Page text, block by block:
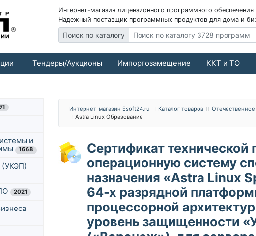
Интернет-магазин лицензионного программного обеспечения
Надежный поставщик программных продуктов для дома и
Поиск по каталогу
Тендеры/Аукционы Импортозамещение ККТ и ТО
и
1668
(УКЭП)
2021
Интернет-магазин Esoft24.ru Каталог товаров
Astra Linux Образование
Сертификат технической
операционную систему
назначения «Astra Linux
64-х разрядной
процессорной
уровень защищенности